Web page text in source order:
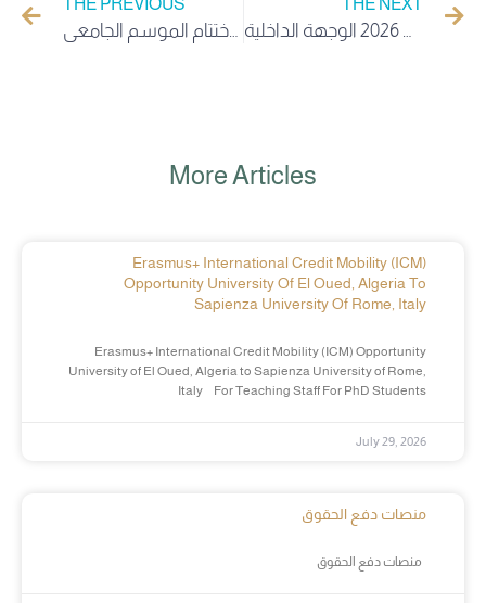
More Articles
Erasmus+ International Credit Mobility (ICM)
Opportunity University Of El Oued, Algeria To
Sapienza University Of Rome, Italy
Erasmus+ International Credit Mobility (ICM) Opportunity
University of El Oued, Algeria to Sapienza University of Rome,
Italy For Teaching Staff For PhD Students
July 29, 2026
منصات دفع الحقوق